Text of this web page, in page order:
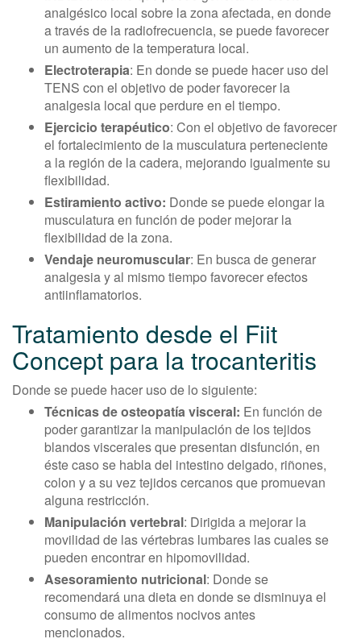
analgésico local sobre la zona afectada, en donde
a través de la radiofrecuencia, se puede favorecer
un aumento de la temperatura local.
Electroterapia: En donde se puede hacer uso del
TENS con el objetivo de poder favorecer la
analgesia local que perdure en el tiempo.
Ejercicio terapéutico: Con el objetivo de favorecer
el fortalecimiento de la musculatura perteneciente
a la región de la cadera, mejorando igualmente su
flexibilidad.
Estiramiento activo: Donde se puede elongar la
musculatura en función de poder mejorar la
flexibilidad de la zona.
Vendaje neuromuscular: En busca de generar
analgesia y al mismo tiempo favorecer efectos
antiinflamatorios.
Tratamiento desde el Fiit
Concept para la trocanteritis
Donde se puede hacer uso de lo siguiente:
Técnicas de osteopatía visceral: En función de
poder garantizar la manipulación de los tejidos
blandos viscerales que presentan disfunción, en
éste caso se habla del intestino delgado, riñones,
colon y a su vez tejidos cercanos que promuevan
alguna restricción.
Manipulación vertebral: Dirigida a mejorar la
movilidad de las vértebras lumbares las cuales se
pueden encontrar en hipomovilidad.
Asesoramiento nutricional: Donde se
recomendará una dieta en donde se disminuya el
consumo de alimentos nocivos antes
mencionados.